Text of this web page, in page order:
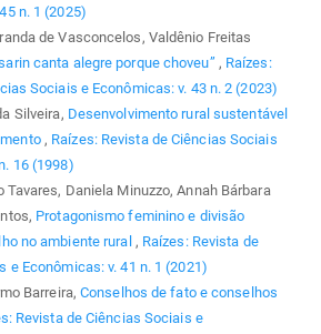
n. 1 (2025)
de Vasconcelos, Valdênio Freitas
canta alegre porque choveu” , Raízes:
Sociais e Econômicas: v. 43 n. 2 (2023)
Silveira, Desenvolvimento rural sustentável
, Raízes: Revista de Ciências Sociais
16 (1998)
Tavares, Daniela Minuzzo, Annah Bárbara
Protagonismo feminino e divisão
no ambiente rural , Raízes: Revista de
e Econômicas: v. 41 n. 1 (2021)
Barreira,Conselhos de fato e conselhos
Revista de Ciências Sociais e